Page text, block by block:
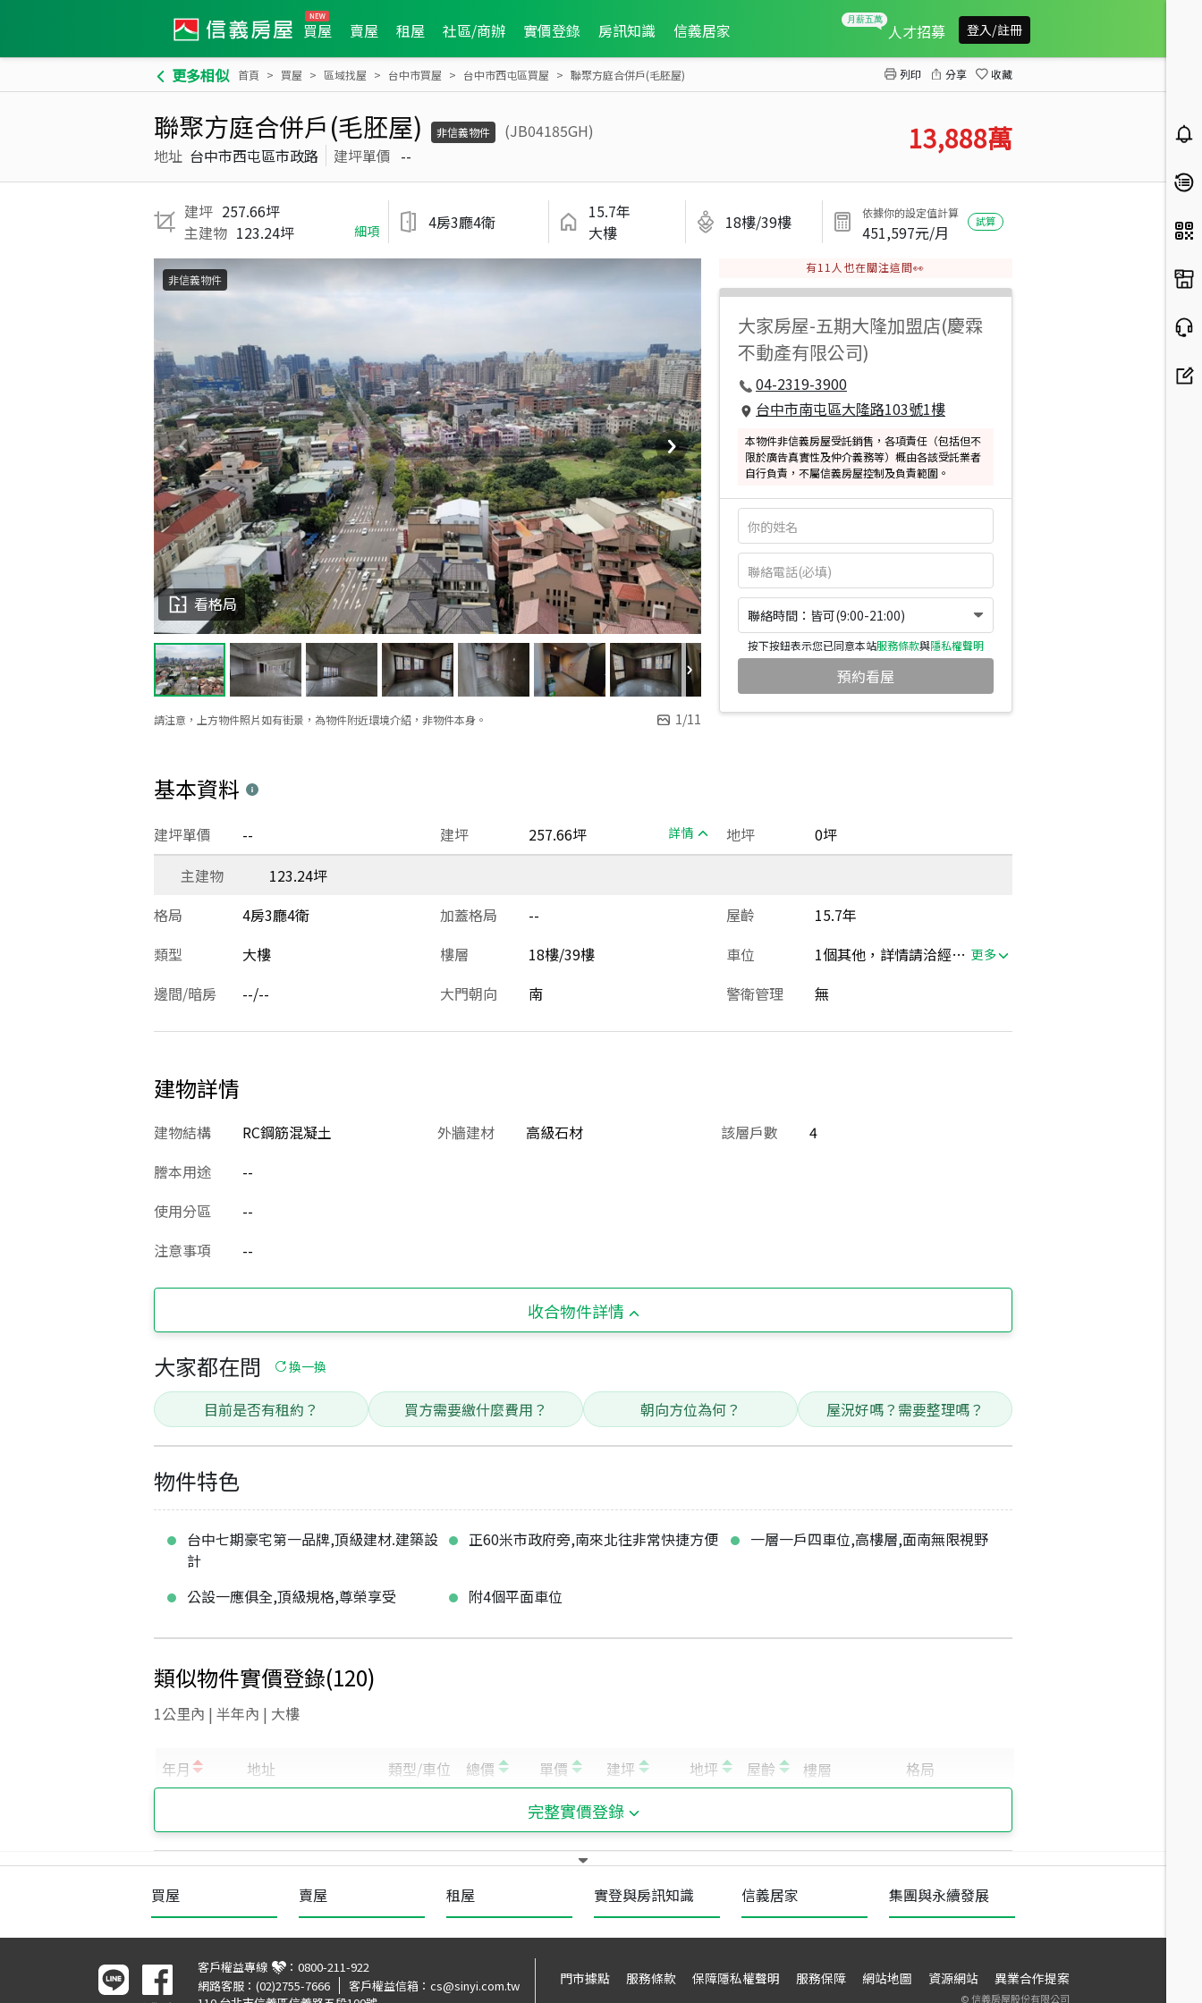
買屋 賣屋 租屋 社區/商辦 實價登錄 房訊知識 信義居家 人才招募 登入/註冊
更多相似 首頁 買屋 區域找屋 台中市買屋 台中市西屯區買屋 聯聚方庭合併戶(毛胚屋) 列印 分享 收藏
聯聚方庭合併戶(毛胚屋) 非信義物件
(JB04185GH)
地址 台中市西屯區市政路 建坪單價 -- 13,888萬
建坪 257.66坪
主建物 123.24坪 細項 4房3廳4衛
15.7年
大樓
18樓/39樓 依據你的設定值計算
451,597元/月
試算
請注意，上方物件照片如有街景，為物件附近環境介紹，非物件本身。 1/11
看格局
非信義物件
有11 人也在關注這間👀
大家房屋-五期大隆加盟店(慶霖
不動產有限公司)
04-2319-3900
台中市南屯區大隆路103號1樓
本物件非信義房屋受託銷售，各項責任（包括但不
限於廣告真實性及仲介義務等）概由各該受託業者
自行負責，不屬信義房屋控制及負責範圍。
聯絡時間：皆可(9:00-21:00)
按下按鈕表示您已同意本站服務條款與隱私權聲明
預約看屋
基本資料
建坪 257.66坪 詳情
建坪單價 -- 地坪
0坪
主建物
123.24坪
格局
4房3廳4衛 加蓋格局 -- 屋齡
15.7年
類型
大樓 樓層 18樓/39樓 車位 1個其他，詳情請洽經紀人員 更多
邊間/暗房 --/-- 大門朝向 南 警衛管理 無
建物詳情
建物結構 RC鋼筋混凝土 外牆建材 高級石材 該層戶數
4
謄本用途
--
使用分區
--
注意事項
--
收合物件詳情
大家都在問 換一換
目前是否有租約？ 買方需要繳什麼費用？ 朝向方位為何？ 屋況好嗎？需要整理嗎？
物件特色
台中七期豪宅第一品牌,頂級建材.建築設
計
正60米市政府旁,南來北往非常快捷方便 一層一戶四車位,高樓層,面南無限視野
公設一應俱全,頂級規格,尊榮享受 附4個平面車位
類似物件實價登錄(120)
1公里內 | 半年內 | 大樓
完整實價登錄
買屋 賣屋 租屋 實登與房訊知識 信義居家 集團與永續發展
客戶權益專線 ： 0800-211-922
網路客服： (02)2755-7666 客戶權益信箱： cs@sinyi.com.tw
門市據點 服務條款 保障隱私權聲明 服務保障 網站地圖 資源網站 異業合作提案
©信義房屋股份有限公司